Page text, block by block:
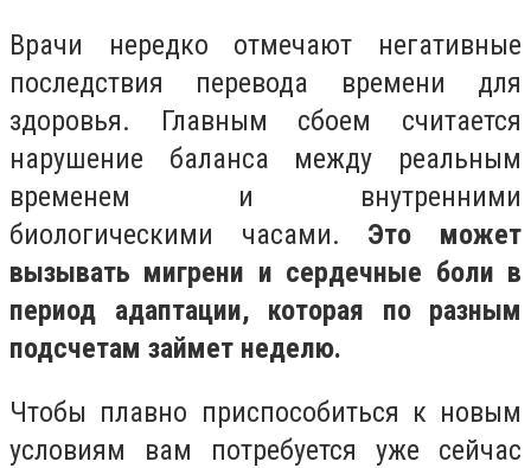
Врачи нередко отмечают негативные
последствия перевода времени для
здоровья. Главным сбоем считается
нарушение баланса между реальным
временем и внутренними
биологическими часами. Это может
вызывать мигрени и сердечные боли в
период адаптации, которая по разным
подсчетам займет неделю.
Чтобы плавно приспособиться к новым
условиям вам потребуется уже сейчас